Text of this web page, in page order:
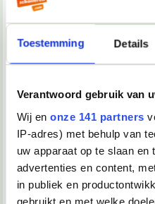
Toestemming Details
Verantwoord gebruik van
Wij en onze 141 partners
IP-adres) met behulp van
uw apparaat op te slaan
advertenties en content,
in publiek en
gebruikt en met welke
Darkiekurd schreef op
Niet.
Dit is het "embarrassing
vermaak uw medeforummer"
Dit had dus eigenlijk in de
__________________
02-05-2007, 12:36
Tink*